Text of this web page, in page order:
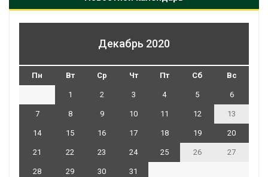
Декабрь 2020
Пн Вт Ср Чт Пт Сб Вс
1 2 3 4 5 6
7 8 9 10 11 12 13
14 15 16 17 18 19 20
21 22 23 24 25 26 27
28 29 30
31